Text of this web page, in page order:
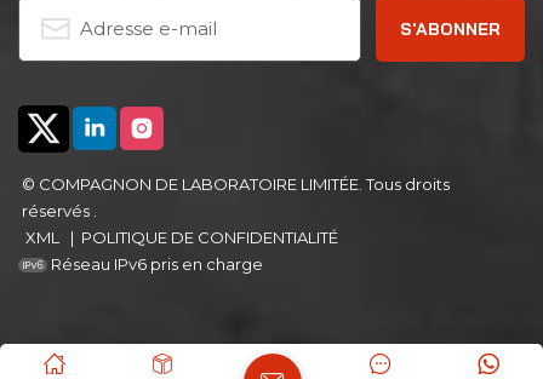
© COMPAGNON DE LABORATOIRE LIMITÉE. Tous droits
réservés .
XML
| POLITIQUE DE CONFIDENTIALITÉ
Réseau IPv6 pris en charge